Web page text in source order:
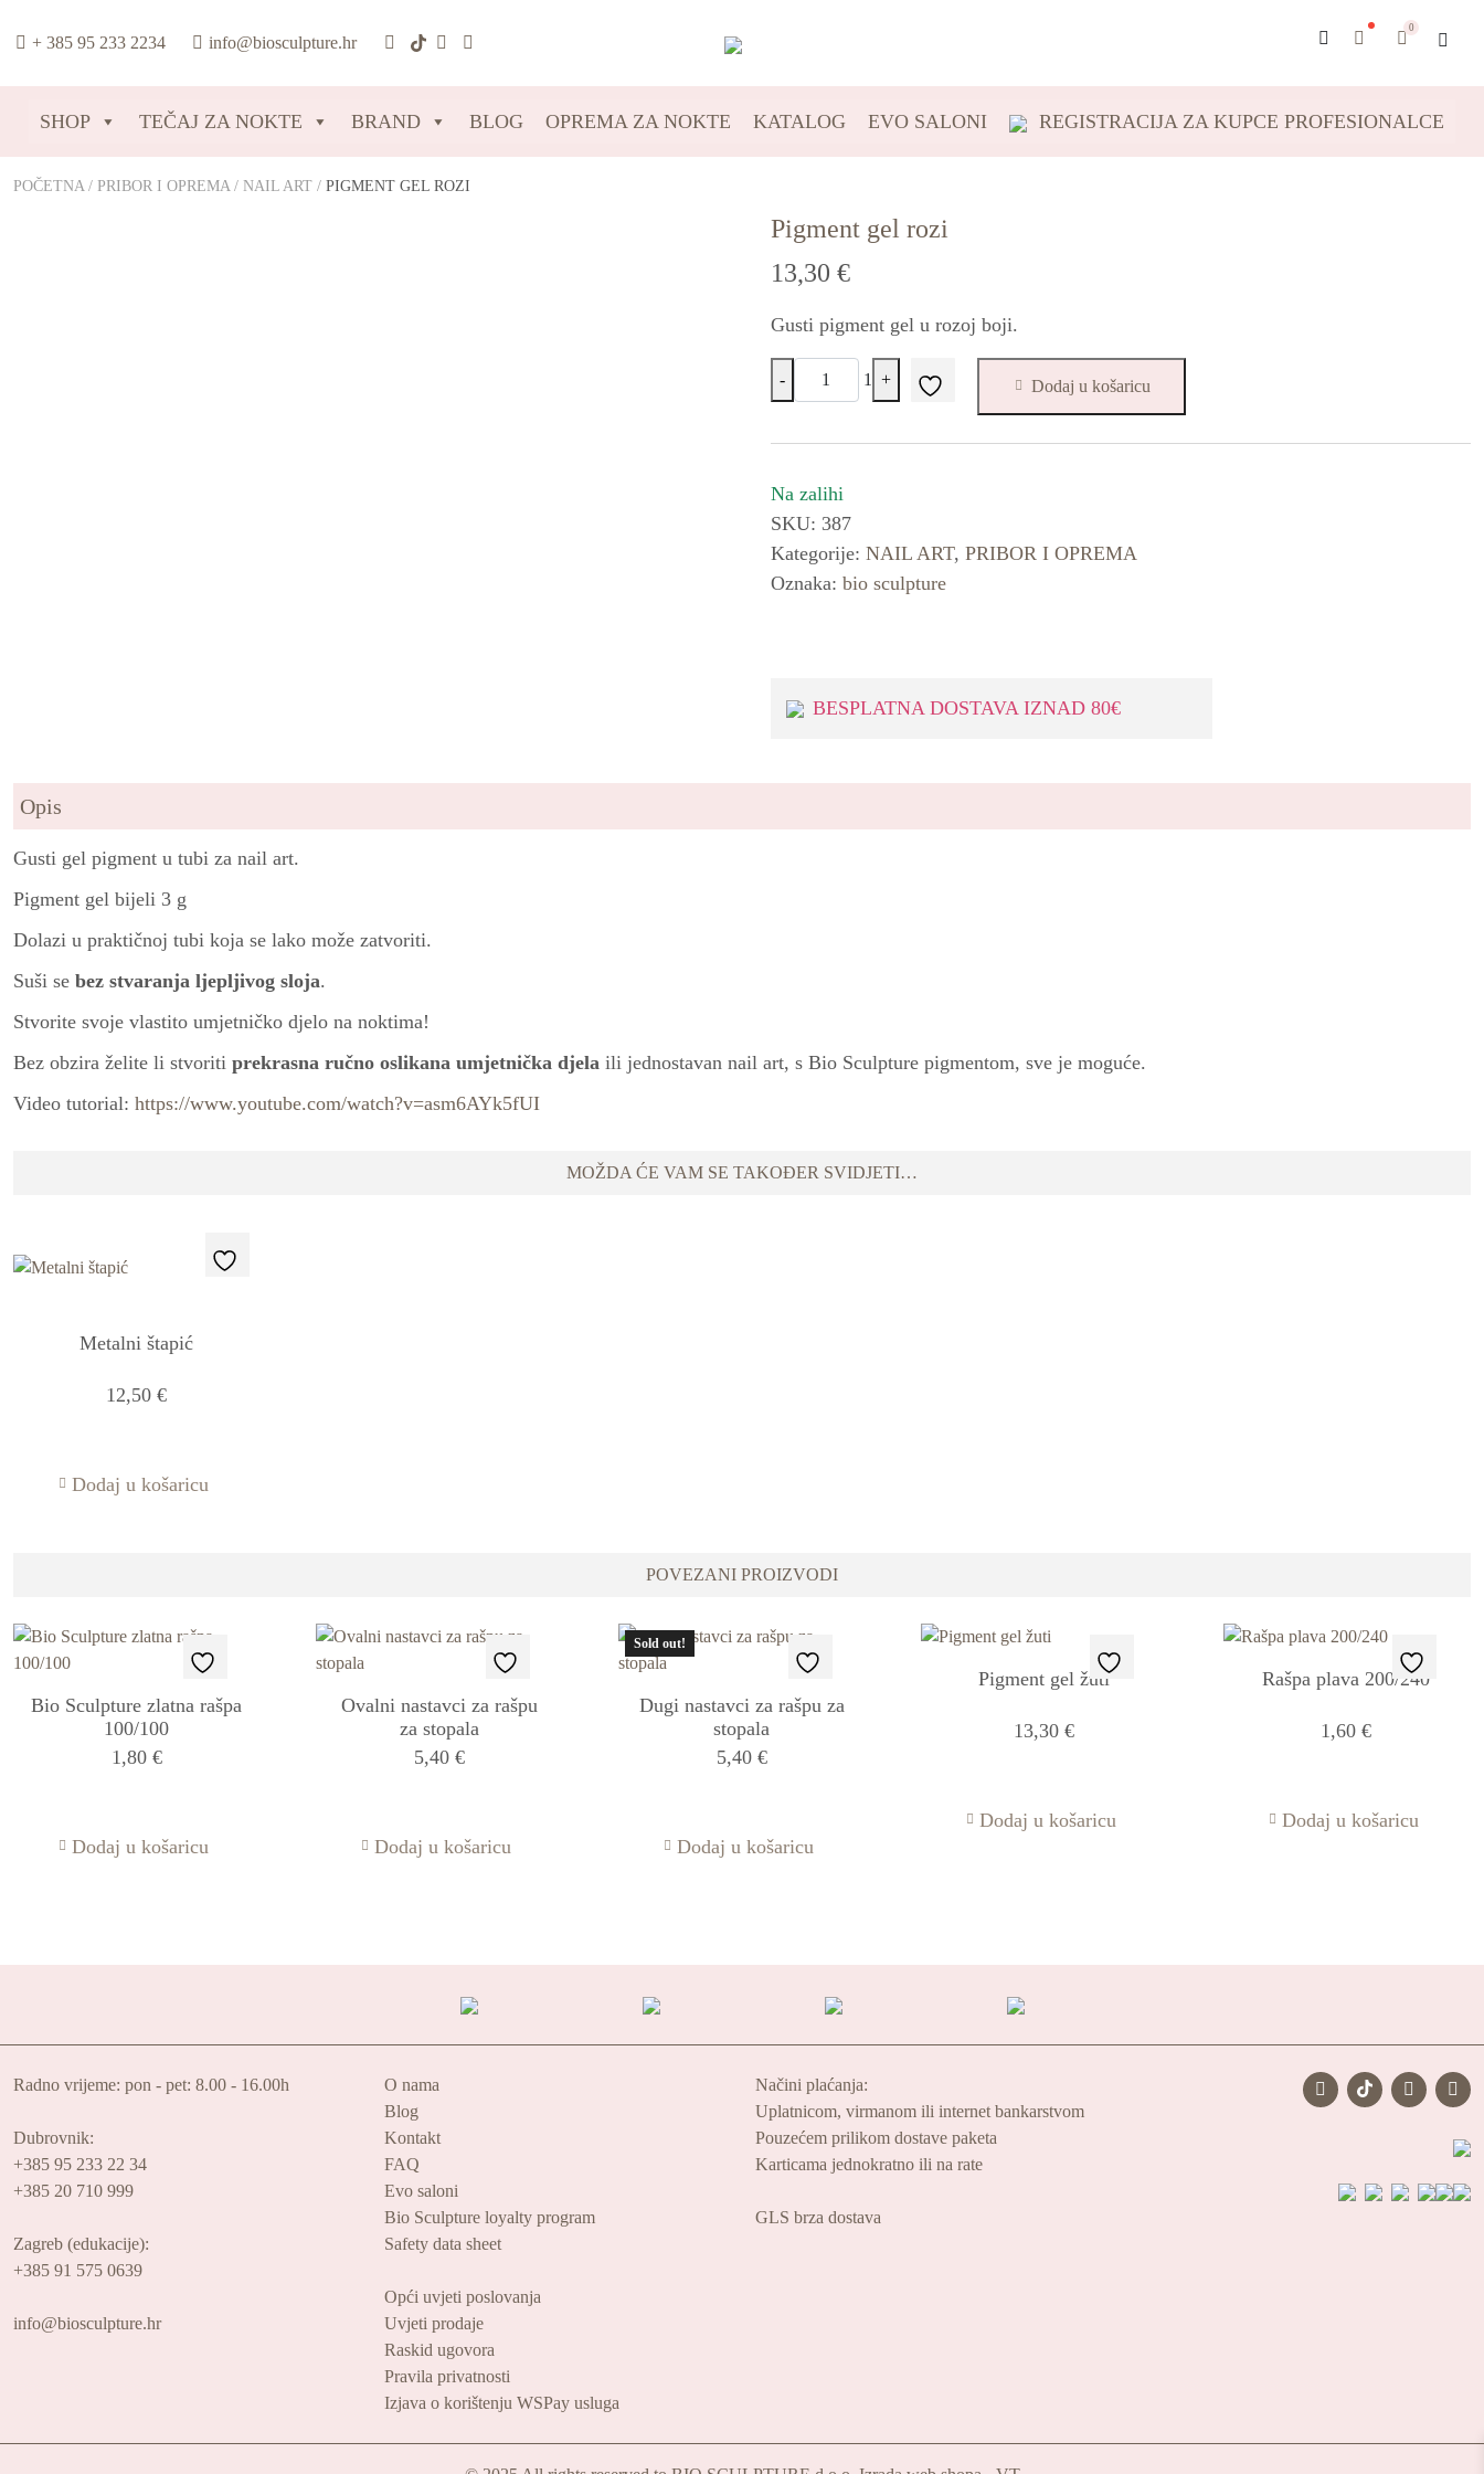
+ 385 95 233 2234
info@biosculpture.hr
0
SHOP TEČAJ ZA NOKTE BRAND BLOG OPREMA ZA NOKTE KATALOG EVO SALONI REGISTRACIJA ZA KUPCE PROFESIONALCE
POČETNA / PRIBOR I OPREMA / NAIL ART / PIGMENT GEL ROZI
Pigment gel rozi
13,30€
Gusti pigment gel u rozoj boji.
Quantity
- 1 + Dodaj u košaricu
Na zalihi
SKU: 387
Kategorije:NAIL ART,PRIBOR I OPREMA
Oznaka:bio sculpture
BESPLATNA DOSTAVA IZNAD 80€
Opis
Gusti gel pigment u tubi za nail art.
Pigment gel bijeli 3 g
Dolazi u praktičnoj tubi koja se lako može zatvoriti.
Suši se bez stvaranja ljepljivog sloja.
Stvorite svoje vlastito umjetničko djelo na noktima!
Bez obzira želite li stvoriti prekrasna ručno oslikana umjetnička djela ili jednostavan nail art, s Bio Sculpture pigmentom, sve je moguće.
Video tutorial: https://www.youtube.com/watch?v=asm6AYk5fUI
MOŽDA ĆE VAM SE TAKOĐER SVIDJETI…
Metalni štapić
12,50€
Dodaj u košaricu
POVEZANI PROIZVODI
Bio Sculpture zlatna rašpa
100/100
1,80 €
Dodaj u košaricu
Ovalni nastavci za rašpu
za stopala
5,40 €
Dodaj u košaricu
Sold out!
Dugi nastavci za rašpu za
stopala
5,40 €
Dodaj u košaricu
Pigment gel žuti
13,30€
Dodaj u košaricu
Rašpa plava 200/240
1,60€
Dodaj u košaricu
Radno vrijeme: pon - pet: 8.00 - 16.00h
Dubrovnik:
+385 95 233 22 34
+385 20 710 999
Zagreb (edukacije):
+385 91 575 0639
info@biosculpture.hr
O nama
Blog
Kontakt
FAQ
Evo saloni
Bio Sculpture loyalty program
Safety data sheet
Opći uvjeti poslovanja
Uvjeti prodaje
Raskid ugovora
Pravila privatnosti
Izjava o korištenju WSPay usluga
Načini plaćanja:
Uplatnicom, virmanom ili internet bankarstvom
Pouzećem prilikom dostave paketa
Karticama jednokratno ili na rate
GLS brza dostava